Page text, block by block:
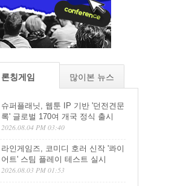
칭게임 많이본 뉴스
슈퍼플래닛, 웹툰 IP 기반 '던전견문
록' 글로벌 170여 개국 정식 출시
2026.08.04 PM 03:40
라인게임즈, 코미디 호러 신작 '콰이
어트' 스팀 플레이 테스트 실시
2026.08.03 PM 01:53